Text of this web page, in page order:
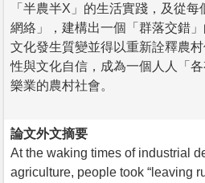
「半農半X」的生活實踐，及從
網絡」，建構出一個「群落交錯
文化發生質變並得以重新詮釋農
性與文化自信，成為一個人人「
樂業的農村社會。
論文外文摘要
At the waking times of industrial
agriculture, people took “leaving